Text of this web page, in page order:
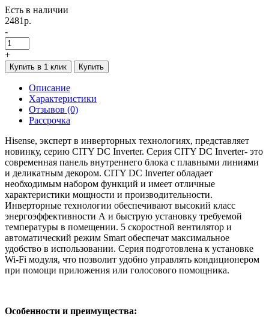
Есть в наличии
2481р.
-
+
Купить в 1 клик Купить
Описание
Характеристики
Отзывов (0)
Рассрочка
Hisense, эксперт в инверторных технологиях, представляет
новинку, серию CITY DC Inverter. Серия CITY DC Inverter- это
современная панель внутреннего блока с плавными линиями
и деликатным декором. CITY DC Inverter обладает
необходимым набором функций и имеет отличные
характеристики мощности и производительности.
Инверторные технологии обеспечивают высокий класс
энергоэффективности А и быструю установку требуемой
температуры в помещении. 5 скоростной вентилятор и
автоматический режим Smart обеспечат максимальное
удобство в использовании. Серия подготовлена к установке
Wi-Fi модуля, что позволит удобно управлять кондиционером
при помощи приложения или голосового помощника.
Особенности и преимущества: